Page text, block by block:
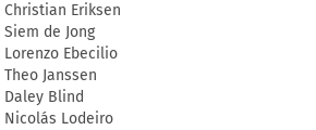
Christian Eriksen
Siem de Jong
Lorenzo Ebecilio
Theo Janssen
Daley Blind
Nicolás Lodeiro